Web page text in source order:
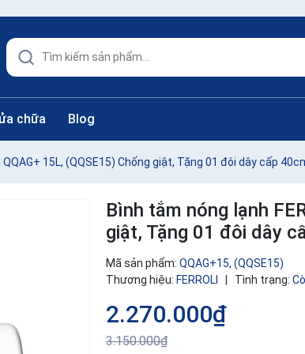
chữa Blog
15L, (QQSE15) Chống giật, Tặng 01 đôi dây cấp
Bình tắm nóng lạnh
giật, Tặng 01 đôi dây
Mã sản phẩm: QQAG+15, (QQSE15)
Thương hiệu: FERROLI Tình trạng:
2.270.000₫
3.150.000₫